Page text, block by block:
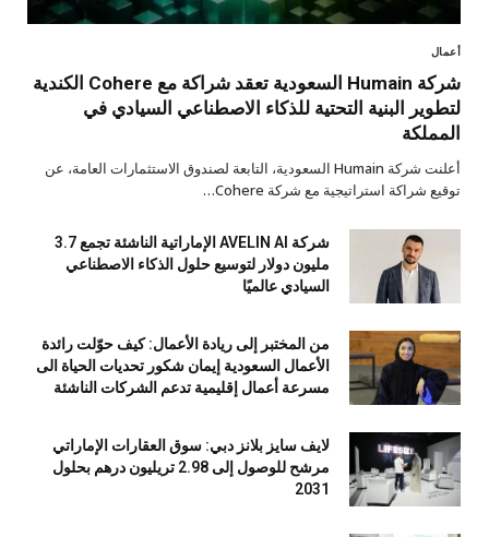
أعمال
شركة Humain السعودية تعقد شراكة مع Cohere الكندية
لتطوير البنية التحتية للذكاء الاصطناعي السيادي في
المملكة
أعلنت شركة Humain السعودية، التابعة لصندوق الاستثمارات العامة، عن
توقيع شراكة استراتيجية مع شركة Cohere…
شركة AVELIN AI الإماراتية الناشئة تجمع 3.7
مليون دولار لتوسيع حلول الذكاء الاصطناعي
السيادي عالميًا
من المختبر إلى ريادة الأعمال: كيف حوّلت رائدة
الأعمال السعودية إيمان شكور تحديات الحياة الى
مسرعة أعمال إقليمية تدعم الشركات الناشئة
لايف سايز بلانز دبي: سوق العقارات الإماراتي
مرشح للوصول إلى 2.98 تريليون درهم بحلول
2031